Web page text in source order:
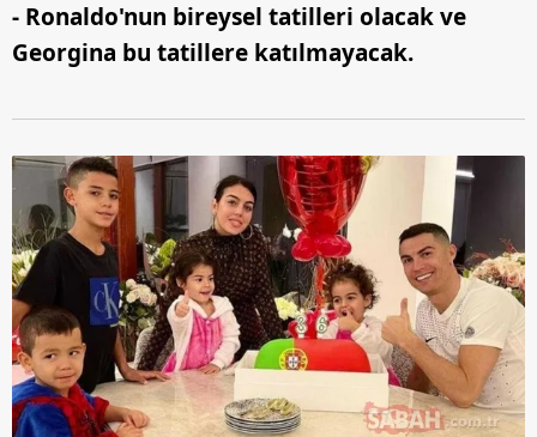
- Ronaldo'nun bireysel tatilleri olacak ve
Georgina bu tatillere katılmayacak.